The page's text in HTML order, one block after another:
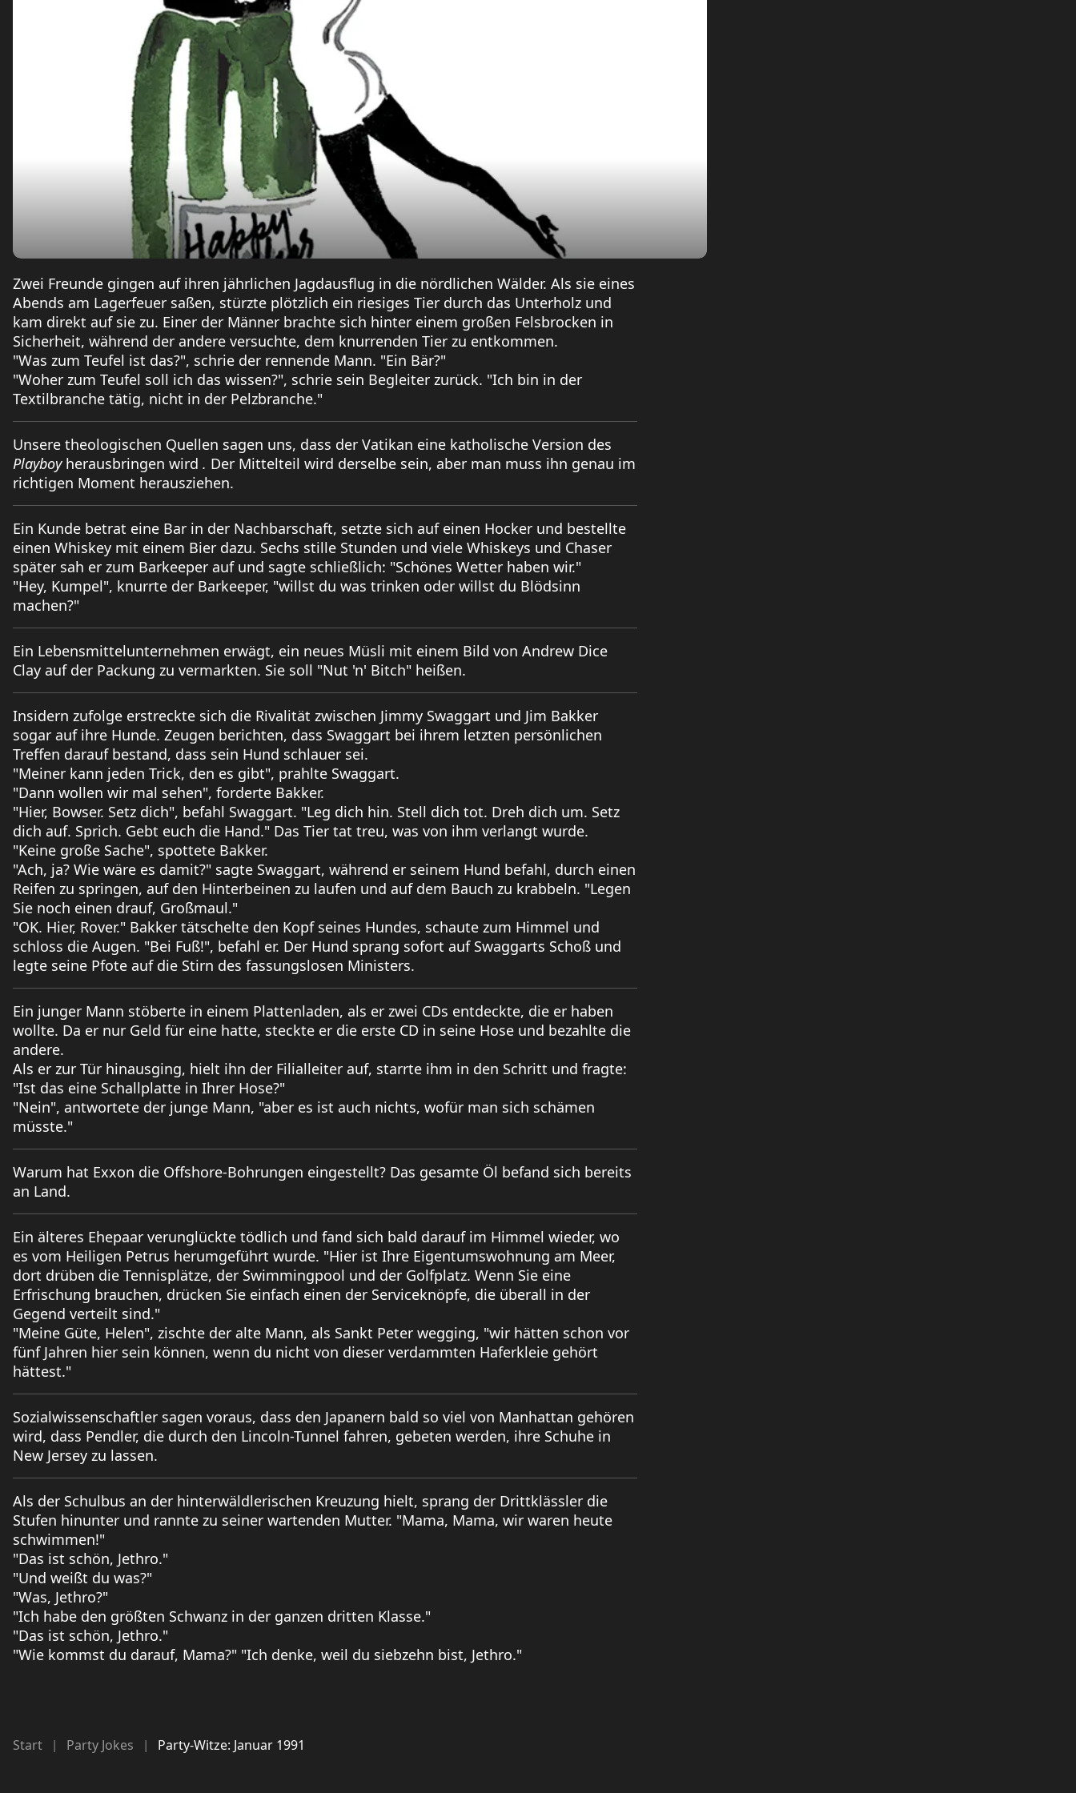
Zwei Freunde gingen auf ihren jährlichen Jagdausflug in die nördlichen Wälder. Als sie eines
Abends am Lagerfeuer saßen, stürzte plötzlich ein riesiges Tier durch das Unterholz und
kam direkt auf sie zu. Einer der Männer brachte sich hinter einem großen Felsbrocken in
Sicherheit, während der andere versuchte, dem knurrenden Tier zu entkommen.
"Was zum Teufel ist das?", schrie der rennende Mann. "Ein Bär?"
"Woher zum Teufel soll ich das wissen?", schrie sein Begleiter zurück. "Ich bin in der
Textilbranche tätig, nicht in der Pelzbranche."
Unsere theologischen Quellen sagen uns, dass der Vatikan eine katholische Version des
Playboyherausbringen wird . Der Mittelteil wird derselbe sein, aber man muss ihn genau im
richtigen Moment herausziehen.
Ein Kunde betrat eine Bar in der Nachbarschaft, setzte sich auf einen Hocker und bestellte
einen Whiskey mit einem Bier dazu. Sechs stille Stunden und viele Whiskeys und Chaser
später sah er zum Barkeeper auf und sagte schließlich: "Schönes Wetter haben wir."
"Hey, Kumpel", knurrte der Barkeeper, "willst du was trinken oder willst du Blödsinn
machen?"
Ein Lebensmittelunternehmen erwägt, ein neues Müsli mit einem Bild von Andrew Dice
Clay auf der Packung zu vermarkten. Sie soll "Nut 'n' Bitch" heißen.
Insidern zufolge erstreckte sich die Rivalität zwischen Jimmy Swaggart und Jim Bakker
sogar auf ihre Hunde. Zeugen berichten, dass Swaggart bei ihrem letzten persönlichen
Treffen darauf bestand, dass sein Hund schlauer sei.
"Meiner kann jeden Trick, den es gibt", prahlte Swaggart.
"Dann wollen wir mal sehen", forderte Bakker.
"Hier, Bowser. Setz dich", befahl Swaggart. "Leg dich hin. Stell dich tot. Dreh dich um. Setz
dich auf. Sprich. Gebt euch die Hand." Das Tier tat treu, was von ihm verlangt wurde.
"Keine große Sache", spottete Bakker.
"Ach, ja? Wie wäre es damit?" sagte Swaggart, während er seinem Hund befahl, durch einen
Reifen zu springen, auf den Hinterbeinen zu laufen und auf dem Bauch zu krabbeln. "Legen
Sie noch einen drauf, Großmaul."
"OK. Hier, Rover." Bakker tätschelte den Kopf seines Hundes, schaute zum Himmel und
schloss die Augen. "Bei Fuß!", befahl er. Der Hund sprang sofort auf Swaggarts Schoß und
legte seine Pfote auf die Stirn des fassungslosen Ministers.
Ein junger Mann stöberte in einem Plattenladen, als er zwei CDs entdeckte, die er haben
wollte. Da er nur Geld für eine hatte, steckte er die erste CD in seine Hose und bezahlte die
andere.
Als er zur Tür hinausging, hielt ihn der Filialleiter auf, starrte ihm in den Schritt und fragte:
"Ist das eine Schallplatte in Ihrer Hose?"
"Nein", antwortete der junge Mann, "aber es ist auch nichts, wofür man sich schämen
müsste."
Warum hat Exxon die Offshore-Bohrungen eingestellt? Das gesamte Öl befand sich bereits
an Land.
Ein älteres Ehepaar verunglückte tödlich und fand sich bald darauf im Himmel wieder, wo
es vom Heiligen Petrus herumgeführt wurde. "Hier ist Ihre Eigentumswohnung am Meer,
dort drüben die Tennisplätze, der Swimmingpool und der Golfplatz. Wenn Sie eine
Erfrischung brauchen, drücken Sie einfach einen der Serviceknöpfe, die überall in der
Gegend verteilt sind."
"Meine Güte, Helen", zischte der alte Mann, als Sankt Peter wegging, "wir hätten schon vor
fünf Jahren hier sein können, wenn du nicht von dieser verdammten Haferkleie gehört
hättest."
Sozialwissenschaftler sagen voraus, dass den Japanern bald so viel von Manhattan gehören
wird, dass Pendler, die durch den Lincoln-Tunnel fahren, gebeten werden, ihre Schuhe in
New Jersey zu lassen.
Als der Schulbus an der hinterwäldlerischen Kreuzung hielt, sprang der Drittklässler die
Stufen hinunter und rannte zu seiner wartenden Mutter. "Mama, Mama, wir waren heute
schwimmen!"
"Das ist schön, Jethro."
"Und weißt du was?"
"Was, Jethro?"
"Ich habe den größten Schwanz in der ganzen dritten Klasse."
"Das ist schön, Jethro."
"Wie kommst du darauf, Mama?" "Ich denke, weil du siebzehn bist, Jethro."
Start | Party Jokes | Party-Witze: Januar 1991